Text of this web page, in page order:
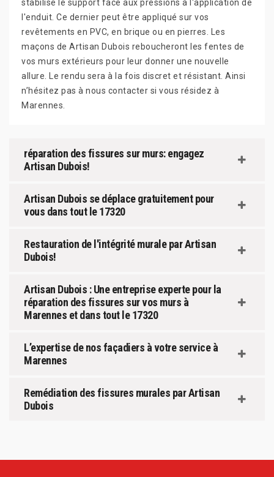
stabilise le support face aux pressions à l'application de
l'enduit. Ce dernier peut être appliqué sur vos
revêtements en PVC, en brique ou en pierres. Les
maçons de Artisan Dubois reboucheront les fentes de
vos murs extérieurs pour leur donner une nouvelle
allure. Le rendu sera à la fois discret et résistant. Ainsi
n’hésitez pas à nous contacter si vous résidez à
Marennes.
réparation des fissures sur murs: engagez
Artisan Dubois!
Artisan Dubois se déplace gratuitement pour
vous dans tout le 17320
Restauration de l'intégrité murale par Artisan
Dubois!
Artisan Dubois : Une entreprise experte pour la
réparation des fissures sur vos murs à
Marennes et dans tout le 17320
L’expertise de nos façadiers à votre service à
Marennes
Remédiation des fissures murales par Artisan
Dubois